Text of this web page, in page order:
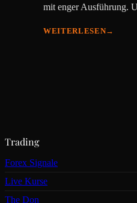
mit enger Ausführung.
WEITERLESEN→
Trading
Forex Signale
Live Kurse
The Don